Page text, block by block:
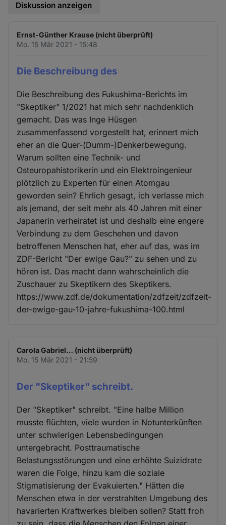
Diskussion anzeigen
Ernst-Günther Krause (nicht überprüft)
Mo. 15 Mär 2021 - 15:48
Die Beschreibung des
Die Beschreibung des Fukushima-Berichts im
"Skeptiker" 1/2021 hat mich sehr nachdenklich
gemacht. Das was Inge Hüsgen
zusammenfassend vorgestellt hat, erinnert mich
eher an die Quer-(Dumm-)Denkerbewegung.
Warum sollten eine Technik- und
Osteuropahistorikerin und ein Elektroingenieur
plötzlich zu Experten für einen Atomgau
geworden sein? Ehrlich gesagt, ich verlasse mich
als jemand, der seit mehr als 40 Jahren mit einer
Japanerin verheiratet ist und deshalb eine engere
Verbindung zu dem Geschehen und davon
betroffenen Menschen hat, eher auf das, was im
ZDF-Bericht "Der ewige Gau?" zu sehen und zu
hören ist. Das macht dann wahrscheinlich die
Zuschauer zu Skeptikern des Skeptikers.
https://www.zdf.de/dokumentation/zdfzeit/zdfzeit-
der-ewige-gau-10-jahre-fukushima-100.html
Carola Gabriel… (nicht überprüft)
Mo. 15 Mär 2021 - 21:59
Der "Skeptiker" schreibt.
Der "Skeptiker" schreibt. "Eine halbe Million
musste flüchten, viele wurden in Notunterkünften
unter schwierigen Lebensbedingungen
untergebracht. Posttraumatische
Belastungsstörungen und eine erhöhte Suizidrate
waren die Folge, hinzu kam die soziale
Stigmatisierung der Evakuierten." Hätten die
Menschen etwa in der verstrahlten Umgebung des
havarierten Kraftwerkes bleiben sollen? Statt froh